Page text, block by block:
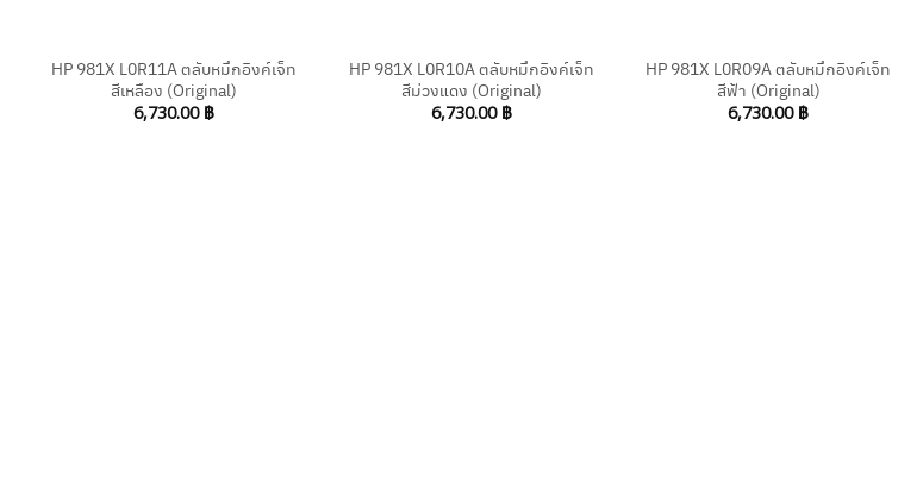
HP 981X L0R11A ตลับหมึกอิงค์เจ็ท
สีเหลือง (Original)
6,730.00 ฿
HP 981X L0R10A ตลับหมึกอิงค์เจ็ท
สีม่วงแดง (Original)
6,730.00 ฿
HP 981X L0R09A ตลับหมึกอิงค์เจ็ท
สีฟ้า (Original)
6,730.00 ฿